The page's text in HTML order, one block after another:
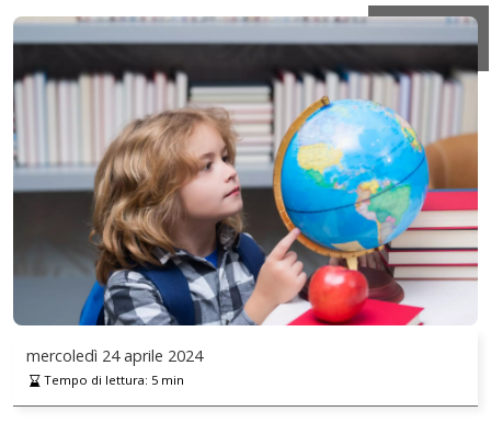
mercoledì 24 aprile 2024
Tempo di lettura: 5min